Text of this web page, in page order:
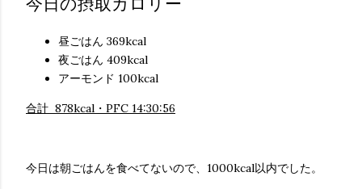
昼ごはん 369kcal
夜ごはん 409kcal
アーモンド 100kcal
合計 878kcal・PFC 14:30:56
今日は朝ごはんを食べてないので、1000kcal以内でした。